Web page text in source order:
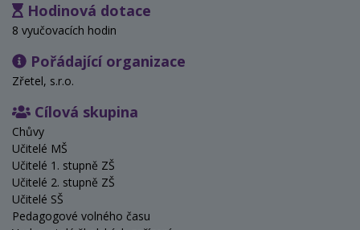
Hodinová dotace
8 vyučovacích hodin
Pořádající organizace
Zřetel, s.r.o.
Cílová skupina
Chůvy
Učitelé MŠ
Učitelé 1. stupně ZŠ
Učitelé 2. stupně ZŠ
Učitelé SŠ
Pedagogové volného času